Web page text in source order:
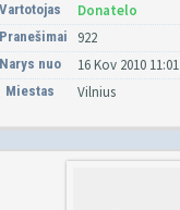
Vartotojas Donatelo
Pranešimai 922
Narys nuo 16 Kov 2010 11:01
Miestas Vilnius